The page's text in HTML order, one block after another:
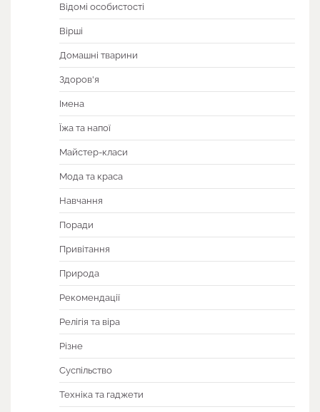
Відомі особистості
Вірші
Домашні тварини
Здоров'я
Імена
Їжа та напої
Майстер-класи
Мода та краса
Навчання
Поради
Привітання
Природа
Рекомендації
Релігія та віра
Різне
Суспільство
Техніка та гаджети